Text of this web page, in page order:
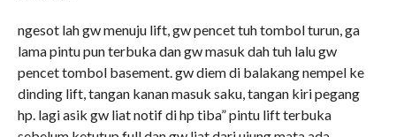
ngesot lah gw menuju lift, gw pencet tuh tombol turun, ga
lama pintu pun terbuka dan gw masuk dah tuh lalu gw
pencet tombol basement. gw diem di balakang nempel ke
dinding lift, tangan kanan masuk saku, tangan kiri pegang
hp. lagi asik gw liat notif di hp tiba” pintu lift terbuka